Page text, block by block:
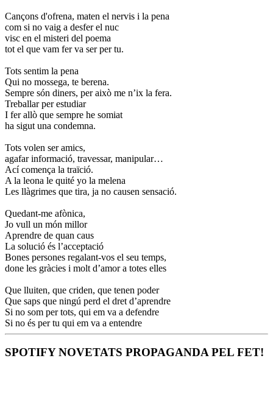
Cançons d'ofrena, maten el nervis i la pena
com si no vaig a desfer el nuc
visc en el misteri del poema
tot el que vam fer va ser per tu.
Tots sentim la pena
Qui no mossega, te berena.
Sempre són diners, per això me n’ix la fera.
Treballar per estudiar
I fer allò que sempre he somiat
ha sigut una condemna.
Tots volen ser amics,
agafar informació, travessar, manipular…
Ací comença la traïció.
A la leona le quité yo la melena
Les llàgrimes que tira, ja no causen sensació.
Quedant-me afònica,
Jo vull un món millor
Aprendre de quan caus
La solució és l’acceptació
Bones persones regalant-vos el seu temps,
done les gràcies i molt d’amor a totes elles
Que lluiten, que criden, que tenen poder
Que saps que ningú perd el dret d’aprendre
Si no som per tots, qui em va a defendre
Si no és per tu qui em va a entendre
SPOTIFY NOVETATS PROPAGANDA PEL FET!